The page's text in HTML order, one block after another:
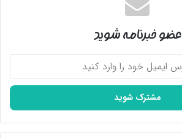
عضو خبرنامه شوید